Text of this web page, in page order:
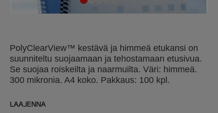
PolyClearView™ kestävä ja himmeä etukansi on
suunniteltu suojaamaan ja tehostamaan etusivua.
Se suojaa roiskeilta ja naarmuilta. Väri: himmeä.
300 mikronia. A4 koko. Pakkaus: 100 kpl.
LAAJENNA